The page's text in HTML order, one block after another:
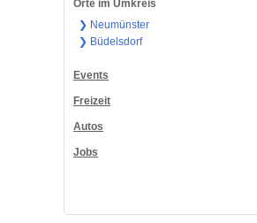
Orte im Umkreis
❯ Neumünster
❯ Büdelsdorf
Events
Freizeit
Autos
Jobs